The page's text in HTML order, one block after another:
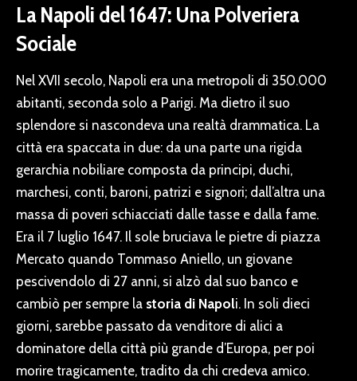
La Napoli del 1647: Una Polveriera
Sociale
Nel XVII secolo, Napoli era una metropoli di 350.000
abitanti, seconda solo a Parigi. Ma dietro il suo
splendore si nascondeva una realtà drammatica. La
città era spaccata in due: da una parte una rigida
gerarchia nobiliare composta da principi, duchi,
marchesi, conti, baroni, patrizi e signori; dall’altra una
massa di poveri schiacciati dalle tasse e dalla fame.
Era il 7 luglio 1647. Il sole bruciava le pietre di piazza
Mercato quando Tommaso Aniello, un giovane
pescivendolo di 27 anni, si alzò dal suo banco e
cambiò per sempre la storia di Napoli. In soli dieci
giorni, sarebbe passato da venditore di alici a
dominatore della città più grande d’Europa, per poi
morire tragicamente, tradito da chi credeva amico.